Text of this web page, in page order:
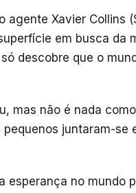
agente Xavier Collins
em busca da
descobre que o
mas não é nada
pequenos juntaram-
esperança no mundo